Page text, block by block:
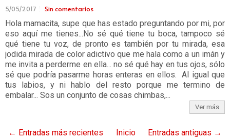
5/05/2017 Sin comentarios
Hola mamacita, supe que has estado preguntando por mi, por
eso aquí me tienes...No sé qué tiene tu boca, tampoco sé
qué tiene tu voz, de pronto es también por tu mirada, esa
jodida mirada de color adictivo que me hala como a un imán y
me invita a perderme en ella... no sé qué hay en tus ojos, sólo
sé que podría pasarme horas enteras en ellos. Al igual que
tus labios, y ni hablo del resto porque me termino de
embalar... Sos un conjunto de cosas chimbas,...
Ver más
← Entradas más recientes Entradas antiguas →
Inicio